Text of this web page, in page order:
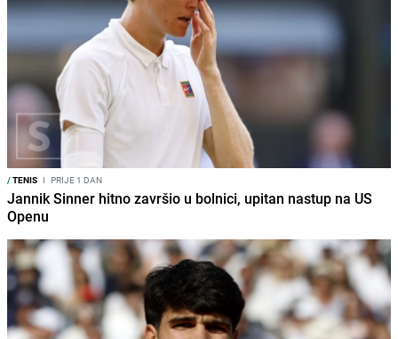
/TENIS I PRIJE 1 DAN
Jannik Sinner hitno završio u bolnici, upitan nastup na US
Openu